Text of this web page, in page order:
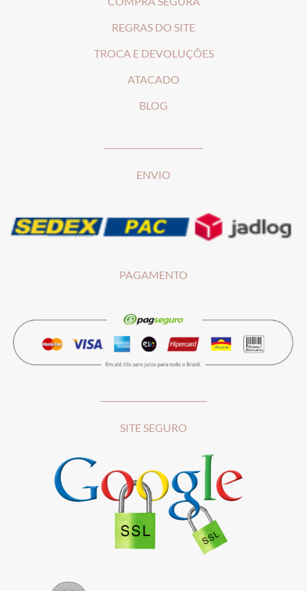
REGRAS DO SITE
TROCA E DEVOLUÇÕES
ATACADO
BLOG
ENVIO
PAGAMENTO
SITE SEGURO